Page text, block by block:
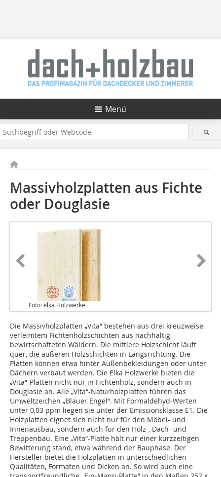
Menü
Massivholzplatten aus Fichte
oder Douglasie
Foto: elka Holzwerke
Die Massivholzplatten „Vita“ bestehen aus drei kreuzweise
verleimtem Fichtenholzschichten aus nachhaltig
bewirtschafteten Wäldern. Die mittlere Holzschicht läuft
quer, die äußeren Holzschichten in Längsrichtung. Die
Platten können etwa hinter Außenbekleidungen oder unter
Dächern verbaut werden. Die Elka Holzwerke bieten die
„Vita“-Platten nicht nur in Fichtenholz, sondern auch in
Douglasie an. Alle „Vita“-Naturholzplatten führen das
Umweltzeichen „Blauer Engel“. Mit Formaldehyd-Werten
unter 0,03 ppm liegen sie unter der Emissionsklasse E1. Die
Holzplatten eignet sich nicht nur für den Möbel- und
Innenausbau, sondern auch für den Holz-, Dach- und
Treppenbau. Eine „Vita“-Platte hält nur einer kurzzeitigen
Bewitterung stand, etwa während der Bauphase. Der
Hersteller bietet die Holzplatten in unterschiedlichen
Qualitäten, Formaten und Dicken an. So wird auch eine